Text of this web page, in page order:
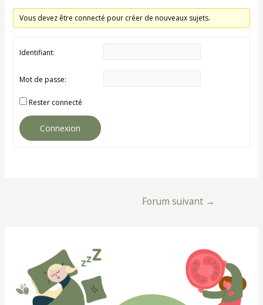
Vous devez être connecté pour créer de nouveaux sujets.
Identifiant:
Mot de passe:
Rester connecté
Connexion
Forum suivant →